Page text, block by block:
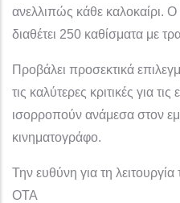
ανελλιπώς κάθε καλοκαίρι.
διαθέτει 250 καθίσματα με
Προβάλει προσεκτικά
τις καλύτερες κριτικές για
ισορροπούν ανάμεσα στον
κινηματογράφο.
Την ευθύνη για τη
ΟΤΑ